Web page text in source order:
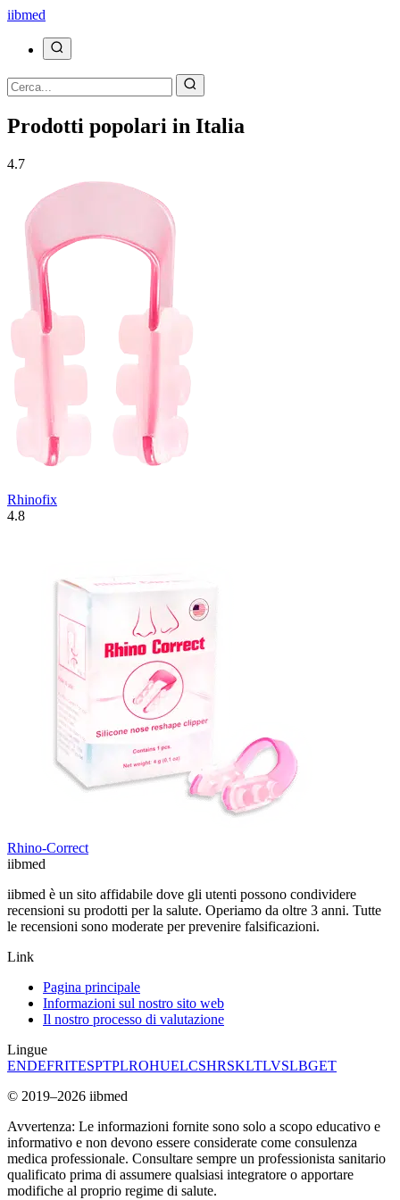
iibmed
Prodotti popolari in Italia
4.7
Rhinofix
4.8
Rhino-Correct
iibmed
iibmed è un sito affidabile dove gli utenti possono condividere
recensioni su prodotti per la salute. Operiamo da oltre 3 anni. Tutte
le recensioni sono moderate per prevenire falsificazioni.
Link
Pagina principale
Informazioni sul nostro sito web
Il nostro processo di valutazione
Lingue
ENDEFRITESPTPLROHUELCSHRSKLTLVSLBGET
© 2019–2026 iibmed
Avvertenza: Le informazioni fornite sono solo a scopo educativo e
informativo e non devono essere considerate come consulenza
medica professionale. Consultare sempre un professionista sanitario
qualificato prima di assumere qualsiasi integratore o apportare
modifiche al proprio regime di salute.